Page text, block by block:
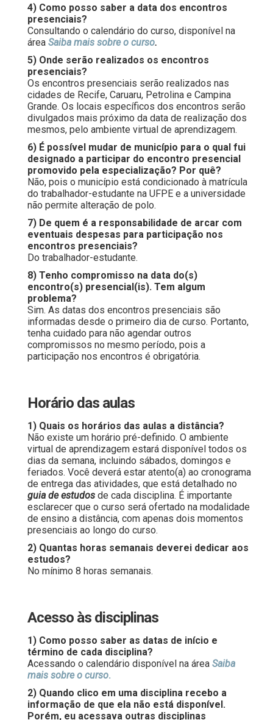
4) Como posso saber a data dos encontros
presenciais?
Consultando o calendário do curso, disponível na
área Saiba mais sobre o curso.
5) Onde serão realizados os encontros
presenciais?
Os encontros presenciais serão realizados nas
cidades de Recife, Caruaru, Petrolina e Campina
Grande. Os locais específicos dos encontros serão
divulgados mais próximo da data de realização dos
mesmos, pelo ambiente virtual de aprendizagem.
6) É possível mudar de município para o qual fui
designado a participar do encontro presencial
promovido pela especialização? Por quê?
Não, pois o município está condicionado à matrícula
do trabalhador-estudante na UFPE e a universidade
não permite alteração de polo.
7) De quem é a responsabilidade de arcar com
eventuais despesas para participação nos
encontros presenciais?
Do trabalhador-estudante.
8) Tenho compromisso na data do(s)
encontro(s) presencial(is). Tem algum
problema?
Sim. As datas dos encontros presenciais são
informadas desde o primeiro dia de curso. Portanto,
tenha cuidado para não agendar outros
compromissos no mesmo período, pois a
participação nos encontros é obrigatória.
Horário das aulas
1) Quais os horários das aulas a distância?
Não existe um horário pré-definido. O ambiente
virtual de aprendizagem estará disponível todos os
dias da semana, incluindo sábados, domingos e
feriados. Você deverá estar atento(a) ao cronograma
de entrega das atividades, que está detalhado no
guia de estudos de cada disciplina. É importante
esclarecer que o curso será ofertado na modalidade
de ensino a distância, com apenas dois momentos
presenciais ao longo do curso.
2) Quantas horas semanais deverei dedicar aos
estudos?
No mínimo 8 horas semanais.
Acesso às disciplinas
1) Como posso saber as datas de início e
término de cada disciplina?
Acessando o calendário disponível na área Saiba
mais sobre o curso.
2) Quando clico em uma disciplina recebo a
informação de que ela não está disponível.
Porém, eu acessava outras disciplinas